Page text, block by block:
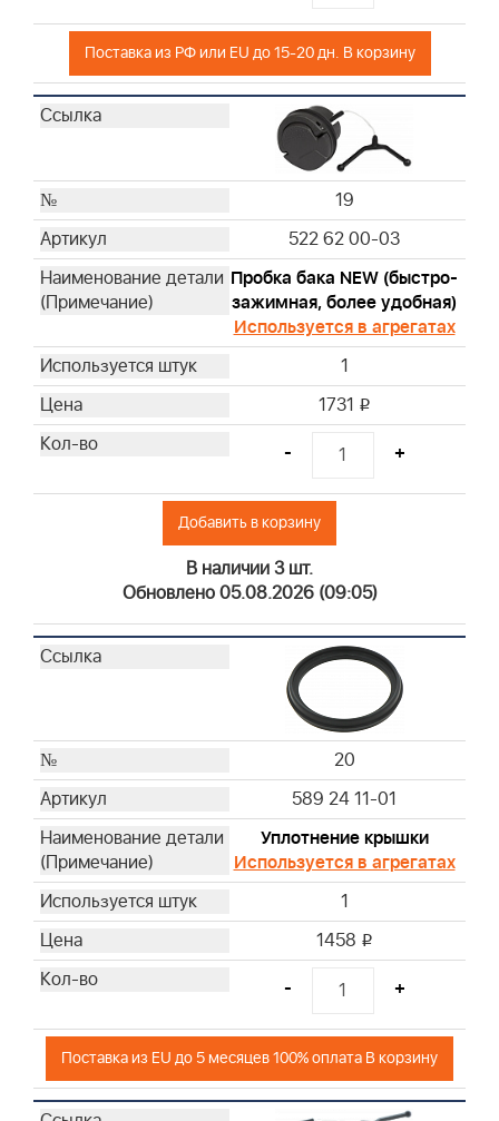
Поставка из РФ или EU до 15-20 дн. В корзину
19
522 62 00-03
Пробка бака NEW (быстро-
зажимная, более удобная)
Используется в агрегатах
1
1731 i
- +
Добавить в корзину
В наличии 3 шт.
Обновлено 05.08.2026 (09:05)
20
589 24 11-01
Уплотнение крышки
Используется в агрегатах
1
1458 i
- +
Поставка из EU до 5 месяцев 100% оплата В корзину